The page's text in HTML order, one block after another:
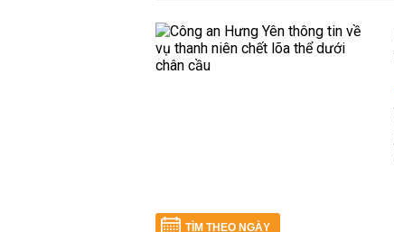
TÌM THEO NGÀY